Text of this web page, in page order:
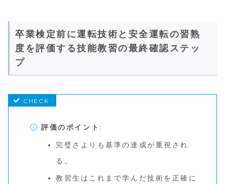
卒業検定前に運転技術と安全運転の習熟
度を評価する技能教習の最終確認ステッ
プ
評価のポイント :
完璧さよりも基準の達成が重視され
る。
教習生はこれまで学んだ技術を正確に